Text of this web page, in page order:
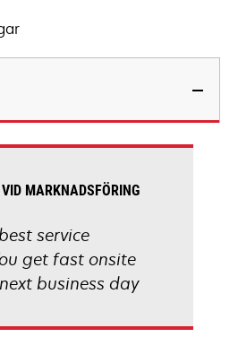
MARKNADSFÖRING
service
get fast onsite
business day